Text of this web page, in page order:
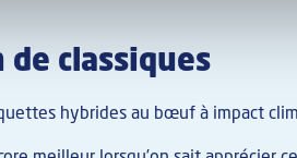
classiques
hybrides au bœuf à impact